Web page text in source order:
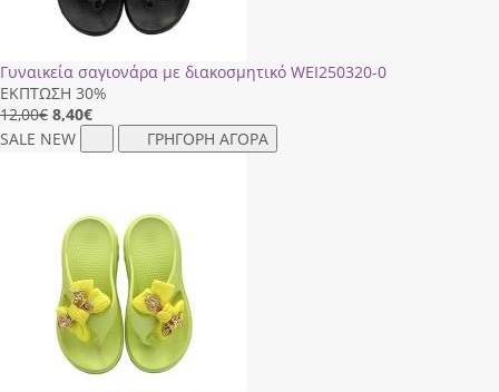
Γυναικεία σαγιονάρα με διακοσμητικό WΕΙ250320-0
ΕΚΠΤΩΣΗ 30%
12,00€ 8,40€
SALE NEW ΓΡΗΓΟΡΗ ΑΓΟΡΑ